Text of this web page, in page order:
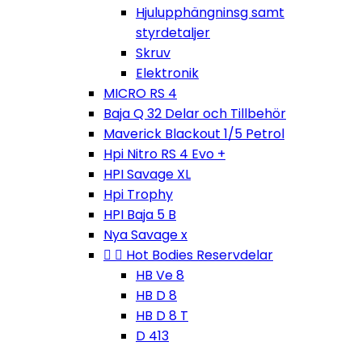
Hjulupphängninsg samt
styrdetaljer
Skruv
Elektronik
MICRO RS 4
Baja Q 32 Delar och Tillbehör
Maverick Blackout 1/5 Petrol
Hpi Nitro RS 4 Evo +
HPI Savage XL
Hpi Trophy
HPI Baja 5 B
Nya Savage x
  Hot Bodies Reservdelar
HB Ve 8
HB D 8
HB D 8 T
D 413